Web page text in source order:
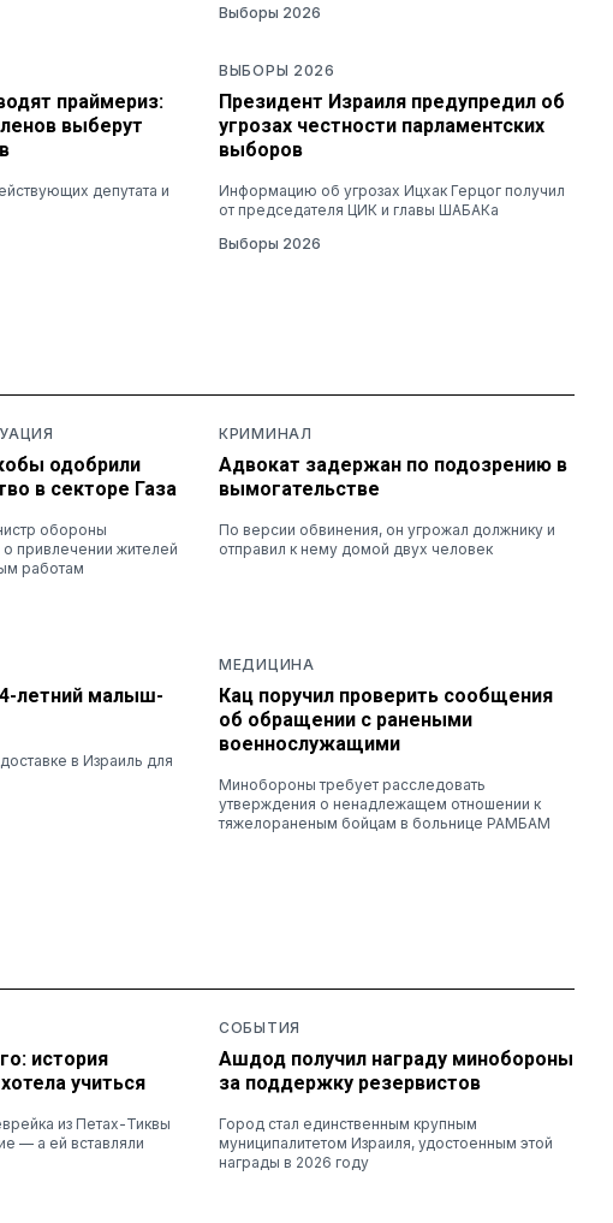
Выборы 2026
праймериз:
выберут
депутата и
ВЫБОРЫ 2026
Президент Израиля предупредил об
угрозах честности парламентских
выборов
Информацию об угрозах Ицхак Герцог получил
от председателя ЦИК и главы ШАБАКа
Выборы 2026
одобрили
в секторе Газа
обороны
привлечении жителей
работам
КРИМИНАЛ
Адвокат задержан по подозрению в
вымогательстве
По версии обвинения, он угрожал должнику и
отправил к нему домой двух человек
летний малыш-
в Израиль для
МЕДИЦИНА
Кац поручил проверить сообщения
об обращении с ранеными
военнослужащими
Минобороны требует расследовать
утверждения о ненадлежащем отношении к
тяжелораненым бойцам в больнице РАМБАМ
история
учиться
из Петах-Тиквы
— а ей вставляли
СОБЫТИЯ
Ашдод получил награду минобороны
за поддержку резервистов
Город стал единственным крупным
муниципалитетом Израиля, удостоенным этой
награды в 2026 году